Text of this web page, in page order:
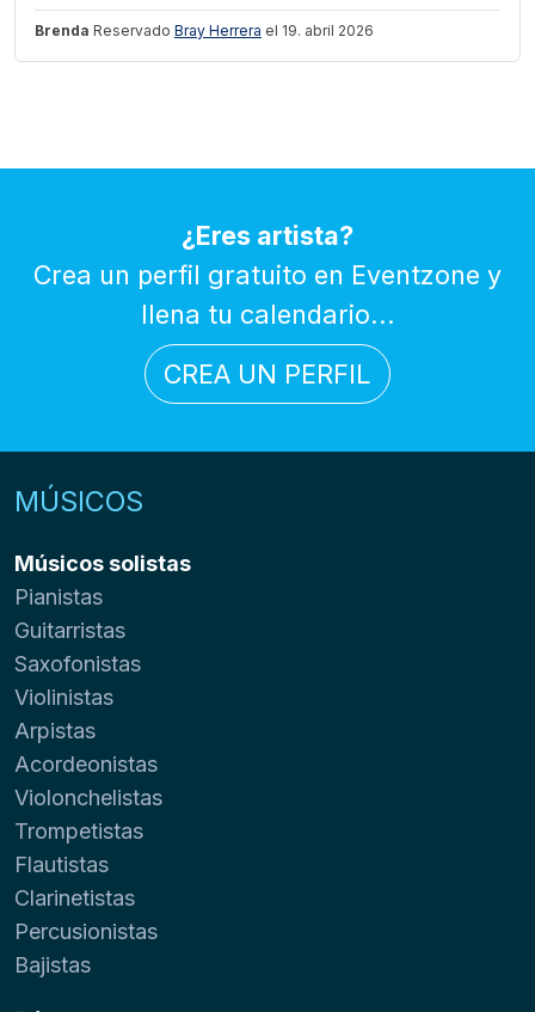
Brenda Reservado Bray Herrera el 19. abril 2026
¿Eres artista?
Crea un perfil gratuito en Eventzone y
llena tu calendario...
CREA UN PERFIL
MÚSICOS
Músicos solistas
Pianistas
Guitarristas
Saxofonistas
Violinistas
Arpistas
Acordeonistas
Violonchelistas
Trompetistas
Flautistas
Clarinetistas
Percusionistas
Bajistas